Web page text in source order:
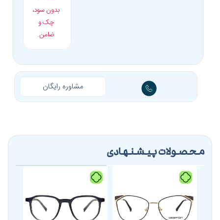
بدون سود،
چک و
ضامن.
مشاوره رایگان
محصولات پیشنهادی